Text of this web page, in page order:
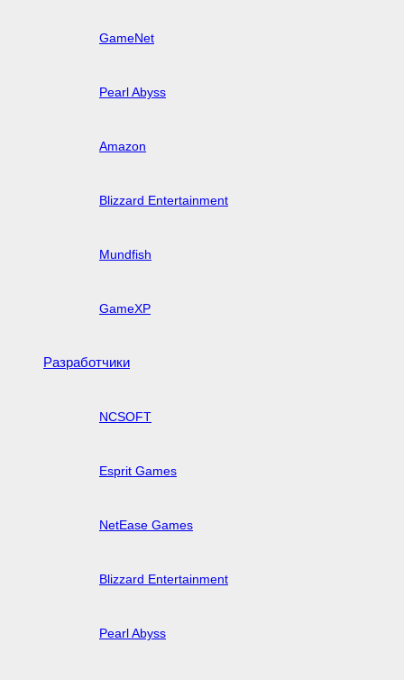
GameNet
Pearl Abyss
Amazon
Blizzard Entertainment
Mundfish
GameXP
Разработчики
NCSOFT
Esprit Games
NetEase Games
Blizzard Entertainment
Pearl Abyss